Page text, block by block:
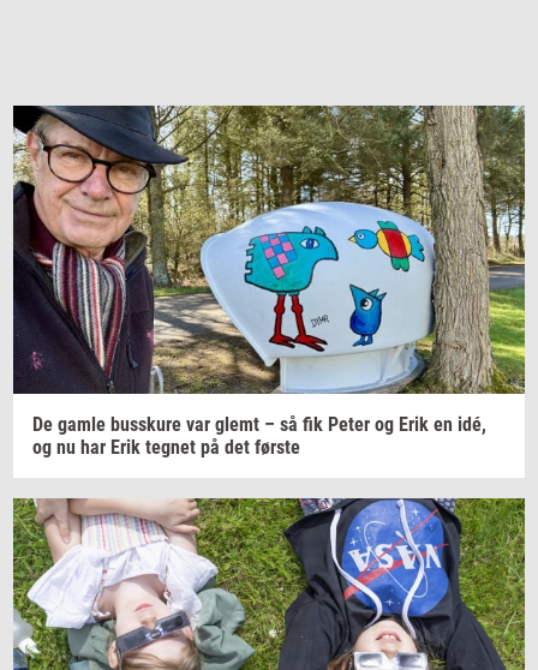
De gamle bus­sku­re var glemt – så fik Peter og Erik en idé,
og nu har Erik teg­net på det før­ste